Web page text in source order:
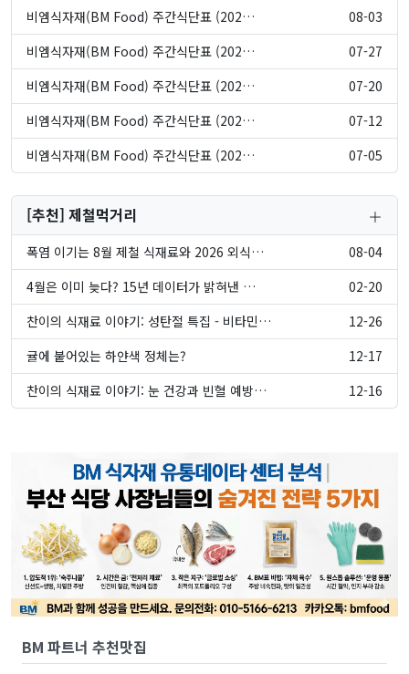
비엠식자재(BM Food) 주간식단표 (202…
08-03
비엠식자재(BM Food) 주간식단표 (202…
07-27
비엠식자재(BM Food) 주간식단표 (202…
07-20
비엠식자재(BM Food) 주간식단표 (202…
07-12
비엠식자재(BM Food) 주간식단표 (202…
07-05
[추천] 제철먹거리
폭염 이기는 8월 제철 식재료와 2026 외식…
08-04
4월은 이미 늦다? 15년 데이터가 밝혀낸 …
02-20
찬이의 식재료 이야기: 성탄절 특집 - 비타민…
12-26
귤에 붙어있는 하얀색 정체는?
12-17
찬이의 식재료 이야기: 눈 건강과 빈혈 예방…
12-16
BM 파트너 추천맛집